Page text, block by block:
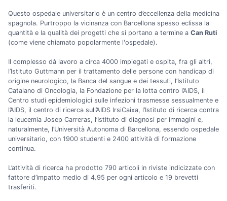
Questo ospedale universitario è un centro d’eccellenza della medicina
spagnola. Purtroppo la vicinanza con Barcellona spesso eclissa la
quantità e la qualità dei progetti che si portano a termine a Can Ruti
(come viene chiamato popolarmente l'ospedale).
Il complesso dà lavoro a circa 4000 impiegati e ospita, fra gli altri,
l’Istituto Guttmann per il trattamento delle persone con handicap di
origine neurologico, la Banca del sangue e dei tessuti, l’Istituto
Catalano di Oncologia, la Fondazione per la lotta contro l’AIDS, il
Centro studi epidemiologici sulle infezioni trasmesse sessualmente e
l’AIDS, il centro di ricerca sull’AIDS IrsiCaixa, l’Istituto di ricerca contra
la leucemia Josep Carreras, l’Istituto di diagnosi per immagini e,
naturalmente, l’Università Autonoma di Barcellona, essendo ospedale
universitario, con 1900 studenti e 2400 attività di formazione
continua.
L’attività di ricerca ha prodotto 790 articoli in riviste indicizzate con
fattore d’impatto medio di 4.95 per ogni articolo e 19 brevetti
trasferiti.